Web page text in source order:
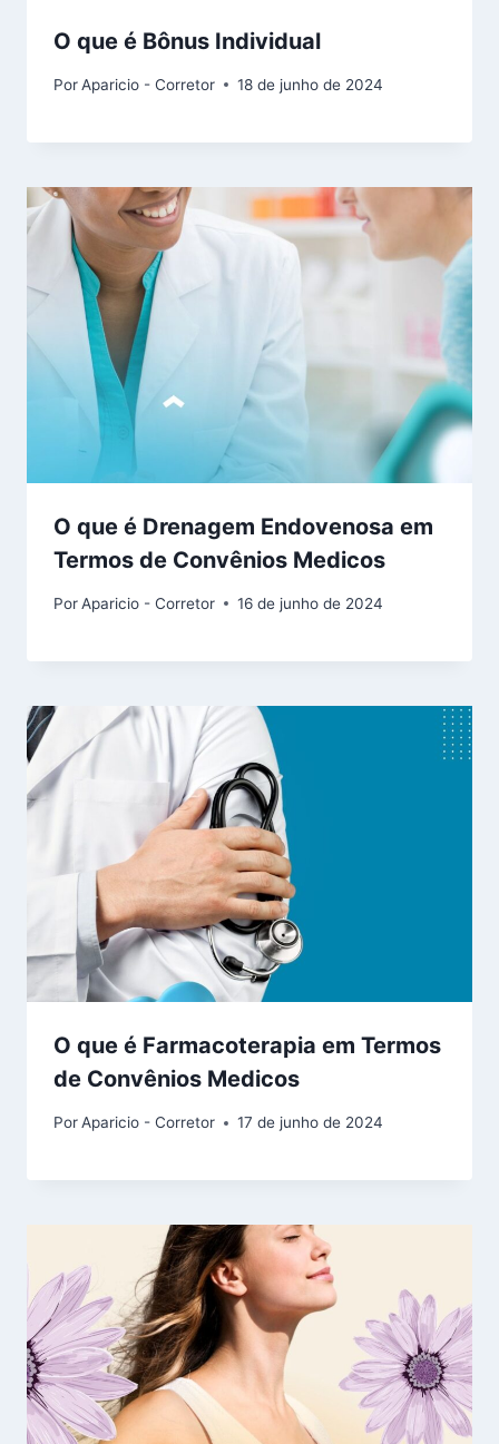
O que é Bônus Individual
PorAparicio - Corretor 18 de junho de 2024
O que é Drenagem Endovenosa em
Termos de Convênios Medicos
PorAparicio - Corretor 16 de junho de 2024
O que é Farmacoterapia em Termos
de Convênios Medicos
PorAparicio - Corretor 17 de junho de 2024